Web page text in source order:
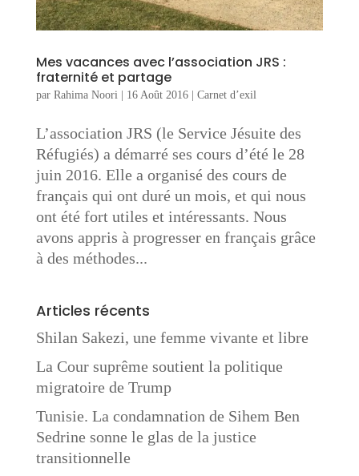
Mes vacances avec l’association JRS :
fraternité et partage
par Rahima Noori 16 Août 2016| Carnet d’exil
L’association JRS (le Service Jésuite des
Réfugiés) a démarré ses cours d’été le 28
juin 2016. Elle a organisé des cours de
français qui ont duré un mois, et qui nous
ont été fort utiles et intéressants. Nous
avons appris à progresser en français grâce
à des méthodes...
Articles récents
Shilan Sakezi, une femme vivante et libre
La Cour suprême soutient la politique
migratoire de Trump
Tunisie. La condamnation de Sihem Ben
Sedrine sonne le glas de la justice
transitionnelle